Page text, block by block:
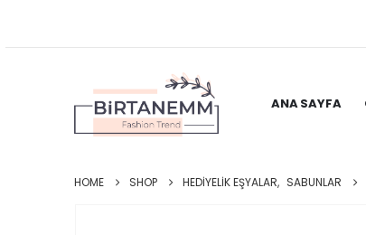
ANA SAYFA
HOME SHOP HEDIYELIK EŞYALAR, SABUNLAR